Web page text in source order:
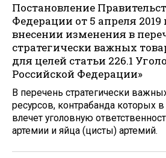
Постановление
Федерации от 5 апреля 2019
внесении изменения в
стратегически важных
для целей статьи 226.1
Российской Федерации»
В перечень стратегически
ресурсов, контрабанда которых
влечет уголовную
артемии и яйца (цисты) артемий.